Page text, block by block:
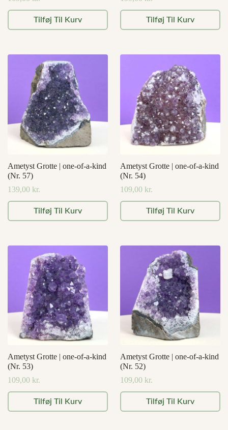
Tilføj Til Kurv Tilføj Til Kurv
Ametyst Grotte | one-of-a-kind
(Nr. 57)
139,00 kr.
Tilføj Til Kurv
Ametyst Grotte | one-of-a-kind
(Nr. 54)
109,00 kr.
Tilføj Til Kurv
Ametyst Grotte | one-of-a-kind
(Nr. 53)
109,00 kr.
Tilføj Til Kurv
Ametyst Grotte | one-of-a-kind
(Nr. 52)
109,00 kr.
Tilføj Til Kurv